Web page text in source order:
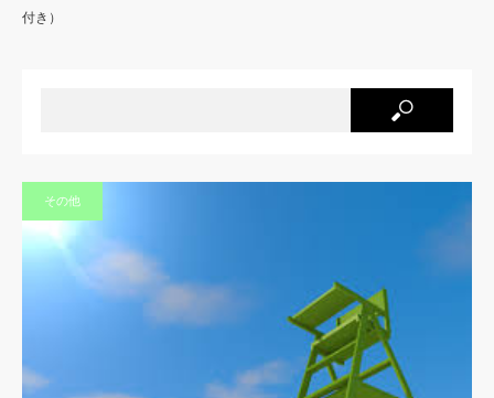
付き）
その他